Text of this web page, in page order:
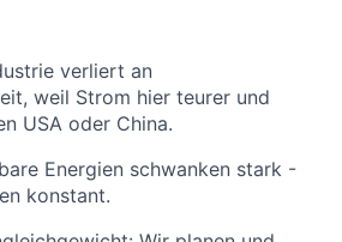
verliert an
weil Strom hier teurer und
USA oder China.
Energien schwanken stark -
konstant.